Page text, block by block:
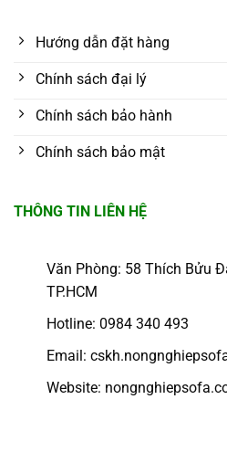
Hướng dẫn đặt hàng
Chính sách đại lý
Chính sách bảo hành
Chính sách bảo mật
THÔNG TIN LIÊN HỆ
Văn Phòng: 58 Thích Bửu
TP.HCM
Hotline: 0984 340 493
Email:
Website: